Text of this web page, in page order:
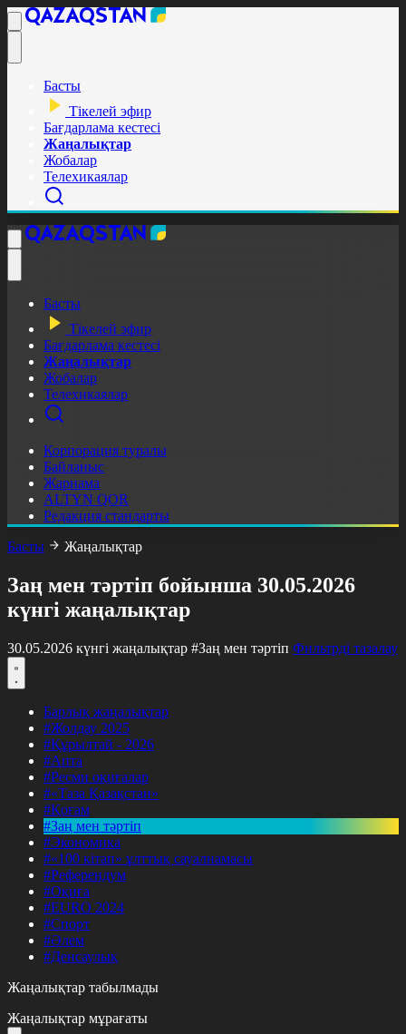
Басты
Тікелей эфир
Бағдарлама кестесі
Жаңалықтар
Жобалар
Телехикаялар
Басты
Тікелей эфир
Бағдарлама кестесі
Жаңалықтар
Жобалар
Телехикаялар
Корпорация туралы
Байланыс
Жарнама
ALTYN QOR
Редакция стандарты
Басты
Жаңалықтар
Заң мен тәртіп бойынша 30.05.2026
күнгі жаңалықтар
30.05.2026 күнгі жаңалықтар #Заң мен тәртіп Фильтрді тазалау
Барлық жаңалықтар
#Жолдау 2025
#Құрылтай - 2026
#Апта
#Ресми оқиғалар
#«Таза Қазақстан»
#Қоғам
#Заң мен тәртіп
#Экономика
#«100 кітап» ұлттық сауалнамасы
#Референдум
#Оқиға
#EURO 2024
#Спорт
#Әлем
#Денсаулық
Жаңалықтар табылмады
Жаңалықтар мұрағаты